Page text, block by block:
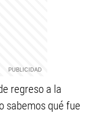
regreso a la
sabemos qué fue